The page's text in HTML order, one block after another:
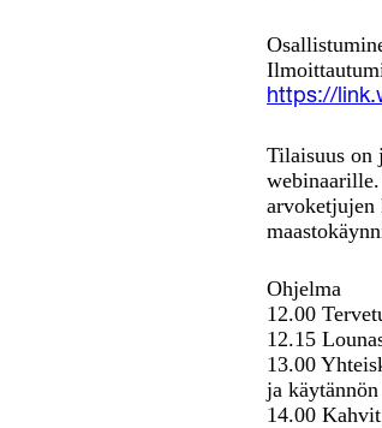
https://
Tilaisuus on
arvoketjujen
Ohjelma
12.00
12.15
13.00
ja
14.00